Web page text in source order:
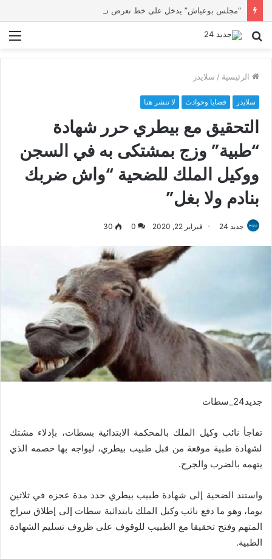
بحث
الرئيسية / سلايدر
سلايدر قضايا وحوادث لا تنشر هنا
التحقيق مع بيطري حرر شهادة
“طبية” وزج بمشتكى به في السجن
ووكيل الملك للضحية “واش ضربك
بنادم ولا بغل”
جديد 24 فبراير 22, 2020 0
30
جديد24_سطات
تفاجأ نائب وكيل الملك بالمحكمة الابتدائية بسطات، بإدلاء مشتك
لشهادة طبية موقعة من قبل طبيب بيطري، ليواجه بها خصمه الذي
يتهمه بالضرب والجرح.
واستند الضحية إلى شهادة طبيب بيطري حدد مدة عجزه في ثلاثين
يوما، وهو ما دفع نائب وكيل الملك بابتدائية سطات إلى إطلاق سراح
المتهم وفتح تحقيقا مع الطبيب للوقوف على ظروف تسليم الشهادة
الطبية.